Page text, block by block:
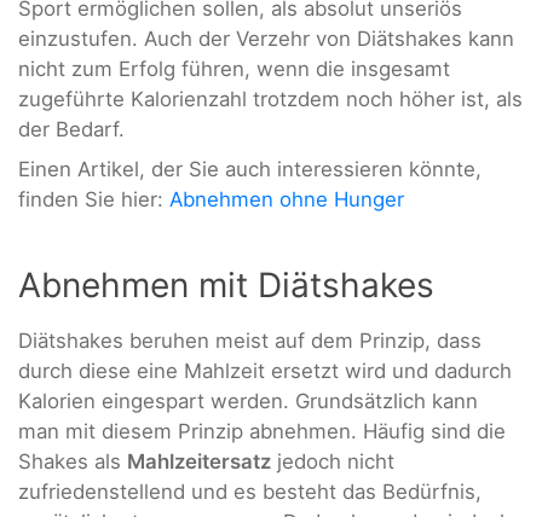
Sport ermöglichen sollen, als absolut unseriös
einzustufen. Auch der Verzehr von Diätshakes kann
nicht zum Erfolg führen, wenn die insgesamt
zugeführte Kalorienzahl trotzdem noch höher ist, als
der Bedarf.
Einen Artikel, der Sie auch interessieren könnte,
finden Sie hier: Abnehmen ohne Hunger
Abnehmen mit Diätshakes
Diätshakes beruhen meist auf dem Prinzip, dass
durch diese eine Mahlzeit ersetzt wird und dadurch
Kalorien eingespart werden. Grundsätzlich kann
man mit diesem Prinzip abnehmen. Häufig sind die
Shakes als Mahlzeitersatz jedoch nicht
zufriedenstellend und es besteht das Bedürfnis,